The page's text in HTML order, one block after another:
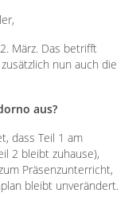
März. Das betrifft
nun auch die
aus?
dass Teil 1 am
2 bleibt zuhause),
Präsenzunterricht,
bleibt unverändert.